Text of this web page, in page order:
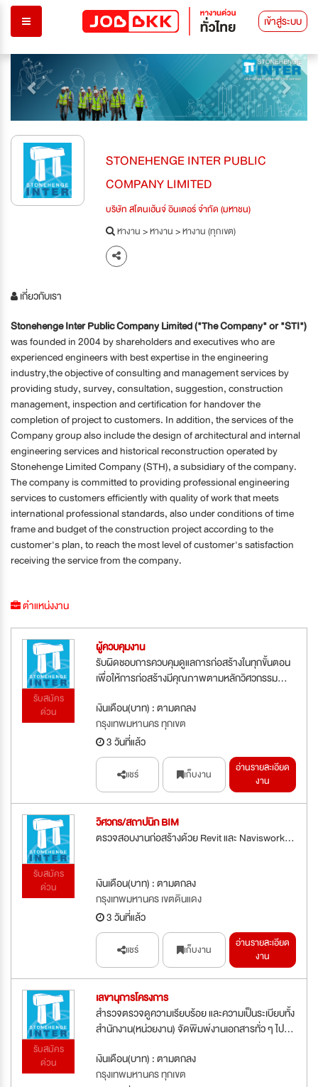
เข้าสู่ระบบ
Previous Next
STONEHENGE INTER PUBLIC
COMPANY LIMITED
บริษัท สโตนเฮ้นจ์ อินเตอร์ จำกัด (มหาชน)
หางาน>หางาน>หางาน (ทุกเขต)
เกี่ยวกับเรา
Stonehenge Inter Public Company Limited ("The Company" or "STI")
was founded in 2004 by shareholders and executives who are
experienced engineers with best expertise in the engineering
industry,the objective of consulting and management services by
providing study, survey, consultation, suggestion, construction
management, inspection and certification for handover the
completion of project to customers. In addition, the services of the
Company group also include the design of architectural and internal
engineering services and historical reconstruction operated by
Stonehenge Limited Company (STH), a subsidiary of the company.
The company is committed to providing professional engineering
services to customers efficiently with quality of work that meets
international professional standards, also under conditions of time
frame and budget of the construction project according to the
customer's plan, to reach the most level of customer's satisfaction
receiving the service from the company.
ตำแหน่งงาน
รับสมัคร
ด่วน
ผู้ควบคุมงาน
รับผิดชอบการควบคุมดูแลการก่อสร้างในทุกขั้นตอน
เพื่อให้การก่อสร้างมีคุณภาพตามหลักวิศวกรรม...
เงินเดือน(บาท) : ตามตกลง
กรุงเทพมหานคร ทุกเขต
3 วันที่แล้ว
แชร์ เก็บงาน
อ่านรายละเอียด
งาน
รับสมัคร
ด่วน
วิศวกร/สถาปนิก BIM
ตรวจสอบงานก่อสร้างด้วย Revit และ Naviswork...
เงินเดือน(บาท) : ตามตกลง
กรุงเทพมหานคร เขตดินแดง
3 วันที่แล้ว
แชร์ เก็บงาน
อ่านรายละเอียด
งาน
รับสมัคร
ด่วน
เลขานุการโครงการ
สำรวจตรวจดูความเรียบร้อย และความเป็นระเบียบทั้ง
สำนักงาน(หน่วยงาน) จัดพิมพ์งานเอกสารทั่ว ๆ ไป...
เงินเดือน(บาท) : ตามตกลง
กรุงเทพมหานคร ทุกเขต